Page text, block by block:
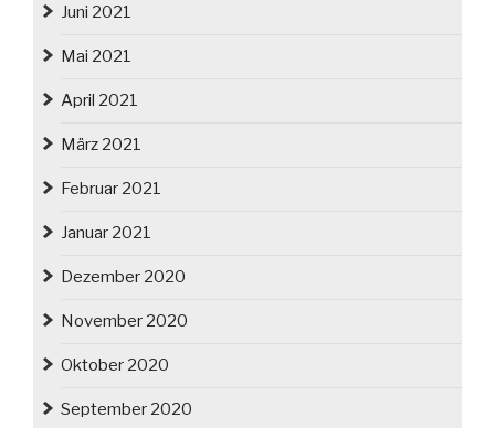
Juni 2021
Mai 2021
April 2021
März 2021
Februar 2021
Januar 2021
Dezember 2020
November 2020
Oktober 2020
September 2020